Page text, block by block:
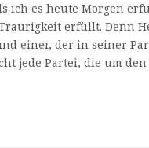
ich es heute Morgen
erfüllt. Denn
einer, der in seiner
jede Partei, die um